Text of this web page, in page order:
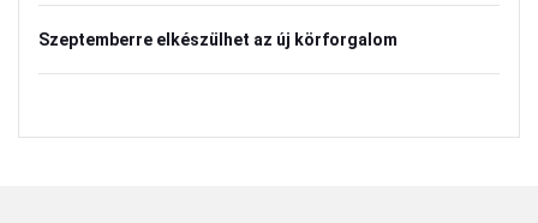
Szeptemberre elkészülhet az új körforgalom